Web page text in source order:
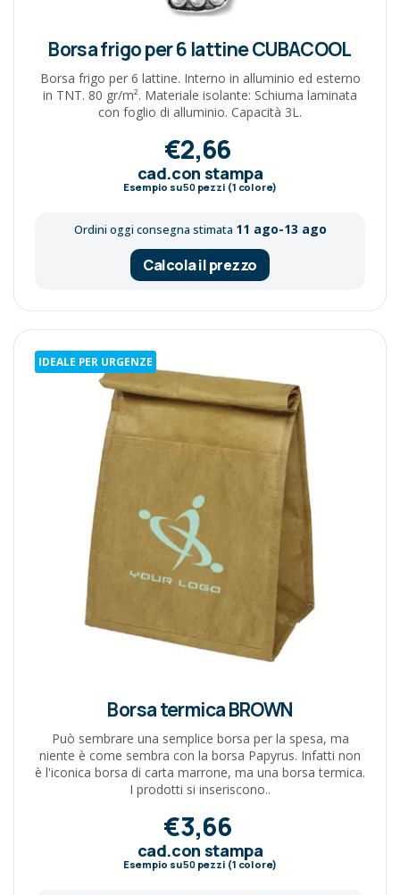
Borsa frigo per 6 lattine CUBACOOL
Borsa frigo per 6 lattine. Interno in alluminio ed esterno
in TNT. 80 gr/m². Materiale isolante: Schiuma laminata
con foglio di alluminio. Capacità 3L.
€2,66
cad.con stampa
Esempio su50pezzi (1 colore)
Ordini oggi consegna stimata 11 ago-13 ago
Calcola il prezzo
IDEALE PER URGENZE
Borsa termica BROWN
Può sembrare una semplice borsa per la spesa, ma
niente è come sembra con la borsa Papyrus. Infatti non
è l'iconica borsa di carta marrone, ma una borsa termica.
I prodotti si inseriscono..
€3,66
cad.con stampa
Esempio su50pezzi (1 colore)